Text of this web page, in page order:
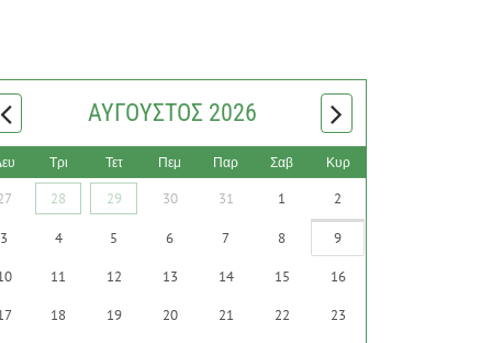
ΑΎΓΟΥΣΤΟΣ 2026
Τρι Τετ Πεμ Παρ Σαβ Κυρ
28 29 30 31 1 2
3 4 5 6 7 8 9
11 12 13 14 15 16
18 19 20 21 22 23